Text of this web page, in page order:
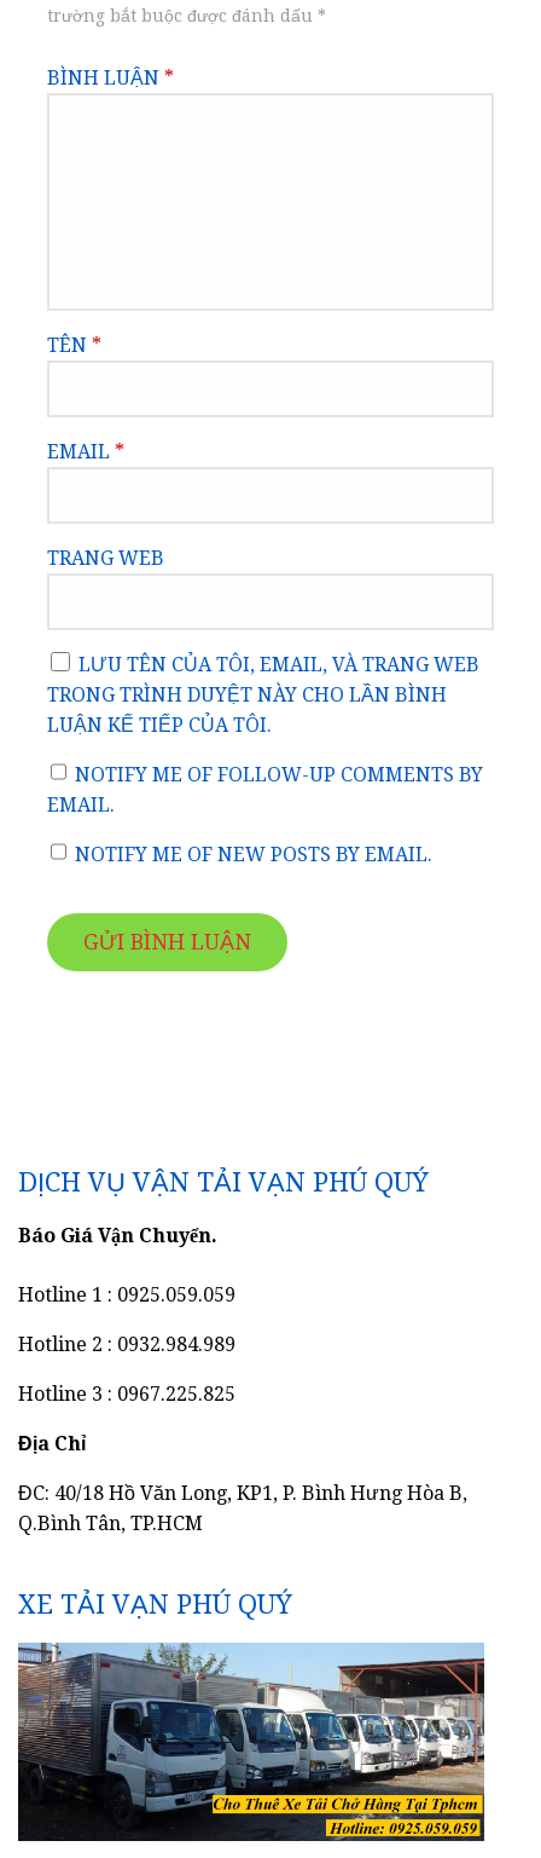
trường bắt buộc được đánh dấu *
BÌNH LUẬN *
TÊN *
EMAIL *
TRANG WEB
LƯU TÊN CỦA TÔI, EMAIL, VÀ TRANG WEB
TRONG TRÌNH DUYỆT NÀY CHO LẦN BÌNH
LUẬN KẾ TIẾP CỦA TÔI.
NOTIFY ME OF FOLLOW-UP COMMENTS BY
EMAIL.
NOTIFY ME OF NEW POSTS BY EMAIL.
DỊCH VỤ VẬN TẢI VẠN PHÚ QUÝ
Báo Giá Vận Chuyển.
Hotline 1 : 0925.059.059
Hotline 2 : 0932.984.989
Hotline 3 : 0967.225.825
Địa Chỉ
ĐC: 40/18 Hồ Văn Long, KP1, P. Bình Hưng Hòa B,
Q.Bình Tân, TP.HCM
XE TẢI VẠN PHÚ QUÝ